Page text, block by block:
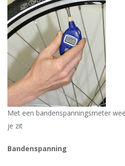
Met een bandenspanningsmeter
je zit
Bandenspanning